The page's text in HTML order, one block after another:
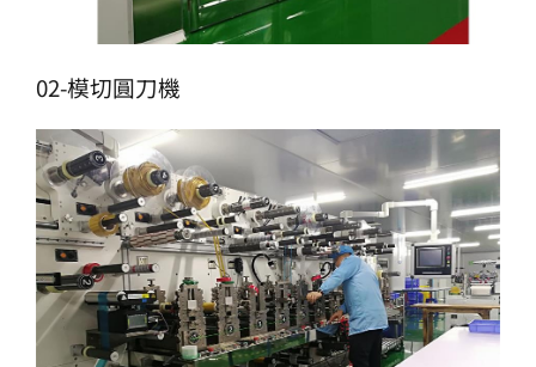
02-模切圓刀機